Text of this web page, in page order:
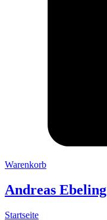
Warenkorb
Andreas Ebeling
Startseite